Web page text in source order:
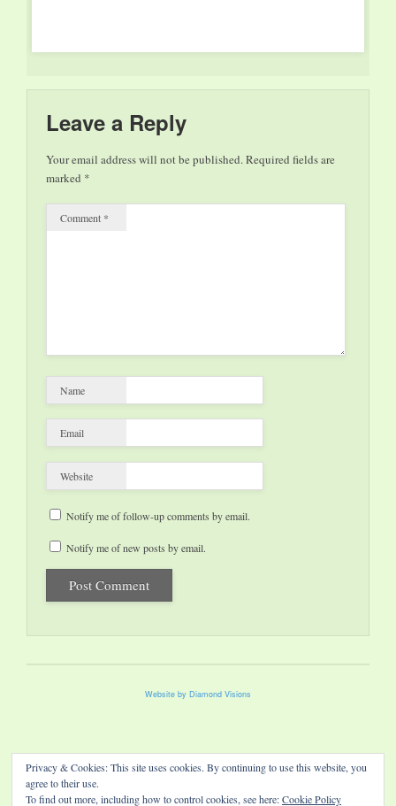
Leave a Reply
Your email address will not be published.Required fields are
marked *
Comment *
Name
Email
Website
Notify me of follow-up comments by email.
Notify me of new posts by email.
Website by Diamond Visions
Privacy & Cookies: This site uses cookies. By continuing to use this website, you
agree to their use.
To find out more, including how to control cookies, see here:Cookie Policy